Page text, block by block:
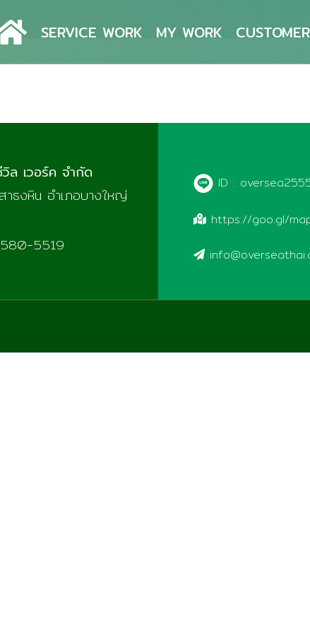
SERVICE WORK MY WORK CUSTOMER
วิล เวอร์ค จำกัด
ธงหิน อำเภอบางใหญ่
5519
ID :
https://goo.gl/